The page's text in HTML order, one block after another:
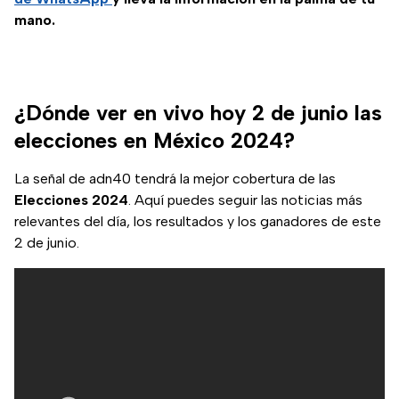
mano.
¿Dónde ver en vivo hoy 2 de junio las
elecciones en México 2024?
La señal de adn40 tendrá la mejor cobertura de las
Elecciones 2024. Aquí puedes seguir las noticias más
relevantes del día, los resultados y los ganadores de este
2 de junio.